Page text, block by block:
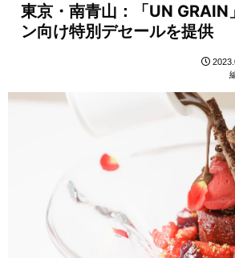
東京・南青山：「UN GRAIN
ン向け特別デセールを提供